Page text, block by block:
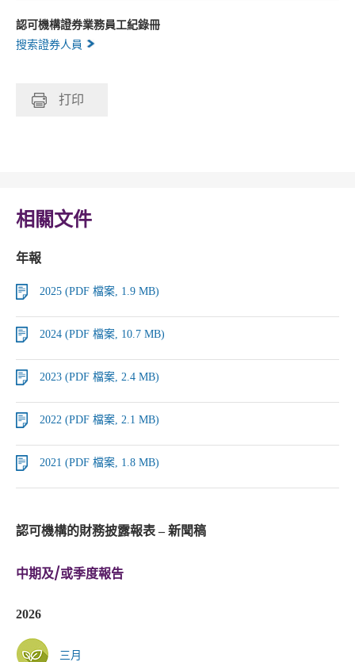
認可機構證券業務員工紀錄冊
搜索證券人員
打印
相關文件
年報
2025 (PDF 檔案, 1.9 MB)
2024 (PDF 檔案, 10.7 MB)
2023 (PDF 檔案, 2.4 MB)
2022 (PDF 檔案, 2.1 MB)
2021 (PDF 檔案, 1.8 MB)
認可機構的財務披露報表 – 新聞稿
中期及/或季度報告
2026
三月